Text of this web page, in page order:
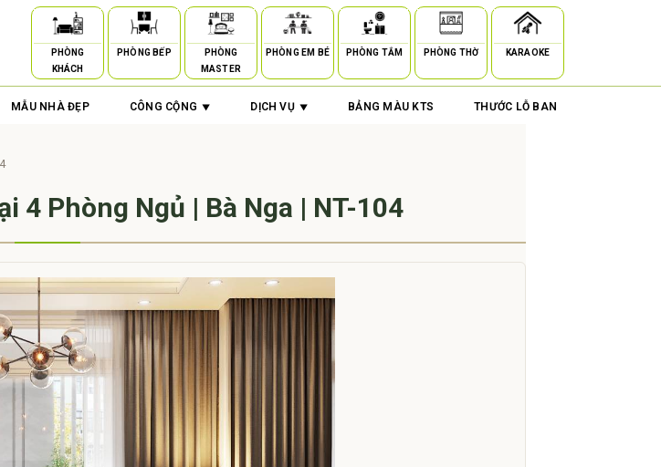
PHÒNG
KHÁCH
PHÒNG BẾP
PHÒNG
MASTER
PHÒNG EM BÉ PHÒNG TẮM PHÒNG THỜ KARAOKE
MẪU NHÀ ĐẸP CÔNG CỘNG DỊCH VỤ BẢNG MÀU KTS THƯỚC LỖ BAN
4 Phòng Ngủ | Bà Nga | NT-104